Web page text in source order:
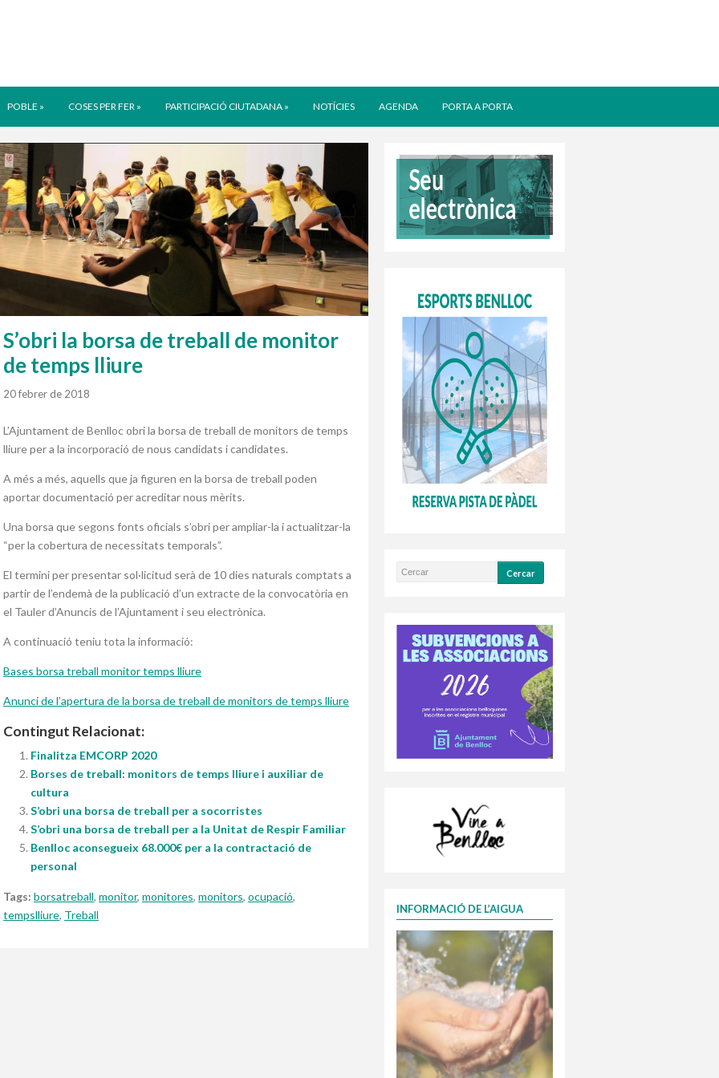
POBLE » COSES PER FER » PARTICIPACIÓ CIUTADANA » NOTÍCIES AGENDA PORTA A PORTA
S’obri la borsa de treball de monitor
de temps lliure
20 febrer de 2018
L’Ajuntament de Benlloc obri la borsa de treball de monitors de temps
lliure per a la incorporació de nous candidats i candidates.
A més a més, aquells que ja figuren en la borsa de treball poden
aportar documentació per acreditar nous mèrits.
Una borsa que segons fonts oficials s’obri per ampliar-la i actualitzar-la
“per la cobertura de necessitats temporals”.
El termini per presentar sol·licitud serà de 10 dies naturals comptats a
partir de l’endemà de la publicació d’un extracte de la convocatòria en
el Tauler d’Anuncis de l’Ajuntament i seu electrònica.
A continuació teniu tota la informació:
Bases borsa treball monitor temps lliure
Anunci de l’apertura de la borsa de treball de monitors de temps lliure
Contingut Relacionat:
Finalitza EMCORP 2020
Borses de treball: monitors de temps lliure i auxiliar de
cultura
S’obri una borsa de treball per a socorristes
S’obri una borsa de treball per a la Unitat de Respir Familiar
Benlloc aconsegueix 68.000€ per a la contractació de
personal
Tags: borsatreball,monitor,monitores,monitors,ocupació,
tempslliure, Treball INFORMACIÓ DE L’AIGUA